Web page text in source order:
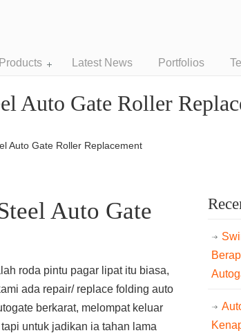
Products Latest News Portfolios
Auto Gate Roller
Auto Gate Roller Replacement
Auto Gate
roda pintu pagar lipat itu biasa,
ada repair/ replace folding auto
berkarat, melompat keluar
untuk jadikan ia tahan lama